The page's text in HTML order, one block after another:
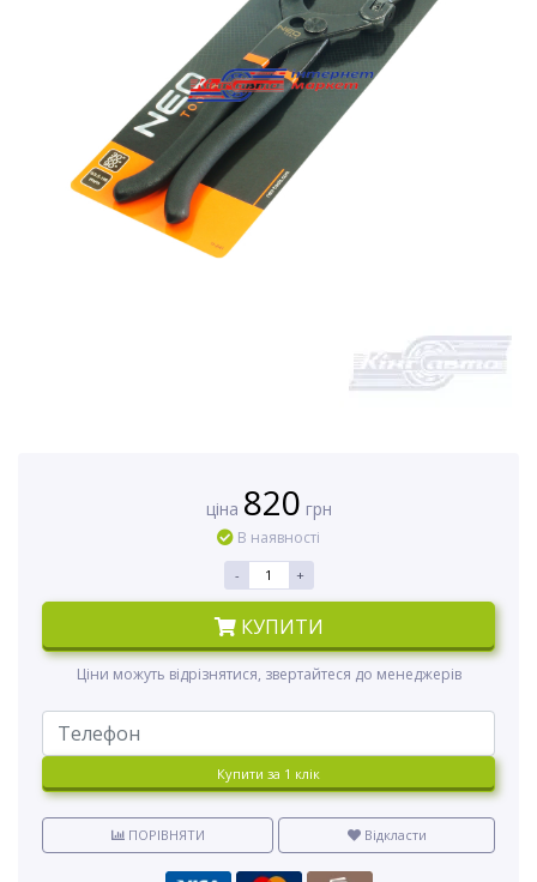
ціна 820 грн
В наявності
- +
КУПИТИ
Ціни можуть відрізнятися, звертайтеся до менеджерів
Купити за 1 клiк
ПОРІВНЯТИ Відкласти